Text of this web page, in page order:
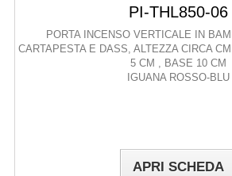
PI-THL850-06
PORTA INCENSO VERTICALE IN
CARTAPESTA E DASS, ALTEZZA CIRCA
5 CM , BASE 10 CM
IGUANA ROSSO-BLU
APRI SCHEDA